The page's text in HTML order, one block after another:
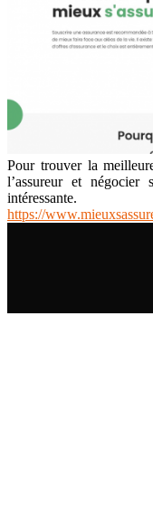
Pour trouver la
l’assureur et négocier
intéressante.
https://